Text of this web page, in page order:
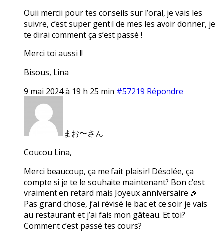
Ouii mercii pour tes conseils sur l’oral, je vais les
suivre, c’est super gentil de mes les avoir donner, je
te dirai comment ça s’est passé !
Merci toi aussi !!
Bisous, Lina
9 mai 2024 à 19 h 25 min #57219 Répondre
まお〜さん
Coucou Lina,
Merci beaucoup, ça me fait plaisir! Désolée, ça
compte si je te le souhaite maintenant? Bon c’est
vraiment en retard mais Joyeux anniversaire 🎉
Pas grand chose, j’ai révisé le bac et ce soir je vais
au restaurant et j’ai fais mon gâteau. Et toi?
Comment c’est passé tes cours?